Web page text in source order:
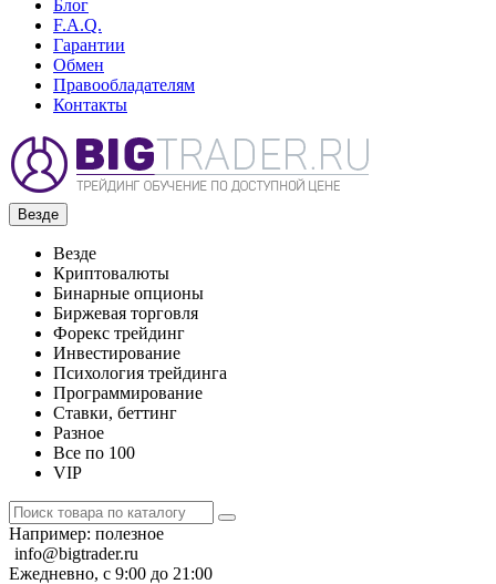
Блог
F.A.Q.
Гарантии
Обмен
Правообладателям
Контакты
Везде
Везде
Криптовалюты
Бинарные опционы
Биржевая торговля
Форекс трейдинг
Инвестирование
Психология трейдинга
Программирование
Ставки, беттинг
Разное
Все по 100
VIP
Например: полезное
info@bigtrader.ru
Ежедневно, с 9:00 до 21:00